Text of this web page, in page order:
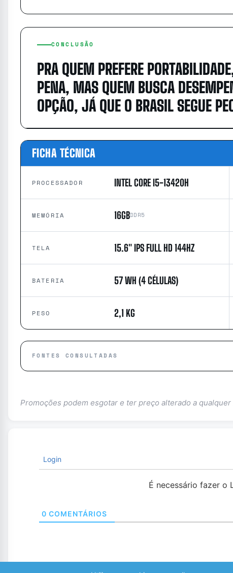
CONCLUSÃO
PRA QUEM PREFERE
PENA, MAS QUEM BUSCA
OPÇÃO, JÁ QUE O BRASIL SEGUE
FICHA TÉCNICA
PROCESSADOR INTEL CORE I5-13420H
MEMÓRIA 16GBDDR5
TELA 15.6″ IPS FULL HD 144HZ
BATERIA 57 WH (4 CÉLULAS)
PESO 2,1 KG
FONTES CONSULTADAS
Promoções podem esgotar e ter preço alterado a qualquer
Login
É necessário fazer o
0 COMENTÁRIOS